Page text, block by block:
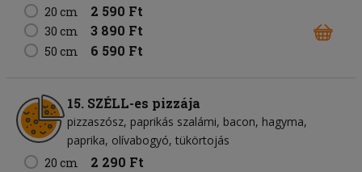
20 cm
2 590 Ft
30 cm 3 890 Ft
50 cm 6 590 Ft
15. SZÉLL-es pizzája
pizzaszósz paprikás szalámi bacon hagyma
paprika olívabogyó tükörtojás
20 cm
2 290 Ft